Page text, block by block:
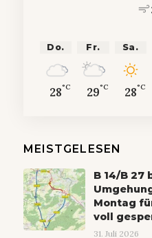
Do.
28°C
Fr.
29°C
Sa.
28°C
MEISTGELESEN
B 14/B 27
Montag
voll
31. Juli 2026